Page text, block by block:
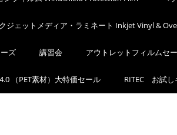
ジェットメディア・ラミネート Inkjet Vinyl &
ズ 講習会 アウトレットフィルムセ
（PET素材）大特価セール RITEC お試し